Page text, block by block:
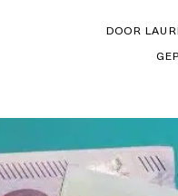
DOOR